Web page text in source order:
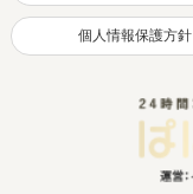
個人情報保護方針